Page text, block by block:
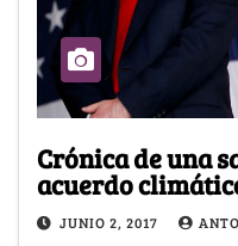
Crónica de una
acuerdo
JUNIO 2, 2017